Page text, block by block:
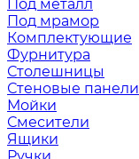
Под металл
Под мрамор
Комплектующие
Фурнитура
Столешницы
Стеновые панели
Мойки
Смесители
Ящики